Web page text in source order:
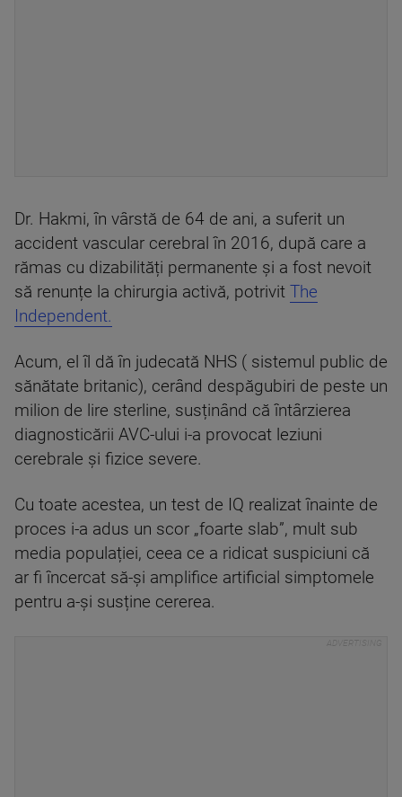
Dr. Hakmi, în vârstă de 64 de ani, a suferit un
accident vascular cerebral în 2016, după care a
rămas cu dizabilități permanente și a fost nevoit
să renunțe la chirurgia activă, potrivit The
Independent.
Acum, el îl dă în judecată NHS ( sistemul public de
sănătate britanic), cerând despăgubiri de peste un
milion de lire sterline, susținând că întârzierea
diagnosticării AVC-ului i-a provocat leziuni
cerebrale și fizice severe.
Cu toate acestea, un test de IQ realizat înainte de
proces i-a adus un scor „foarte slab”, mult sub
media populației, ceea ce a ridicat suspiciuni că
ar fi încercat să-și amplifice artificial simptomele
pentru a-și susține cererea.